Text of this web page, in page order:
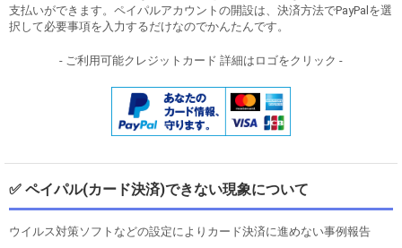
支払いができます。ペイパルアカウントの開設は、決済方法でPayPalを選
択して必要事項を入力するだけなのでかんたんです。
- ご利用可能クレジットカード 詳細はロゴをクリック -
✅ ペイパル(カード決済)できない現象について
ウイルス対策ソフトなどの設定によりカード決済に進めない事例報告